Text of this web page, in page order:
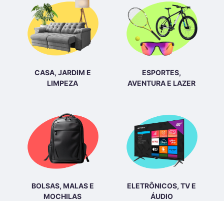
CASA, JARDIM E
LIMPEZA
ESPORTES,
AVENTURA E LAZER
BOLSAS, MALAS E
MOCHILAS
ELETRÔNICOS, TV E
ÁUDIO